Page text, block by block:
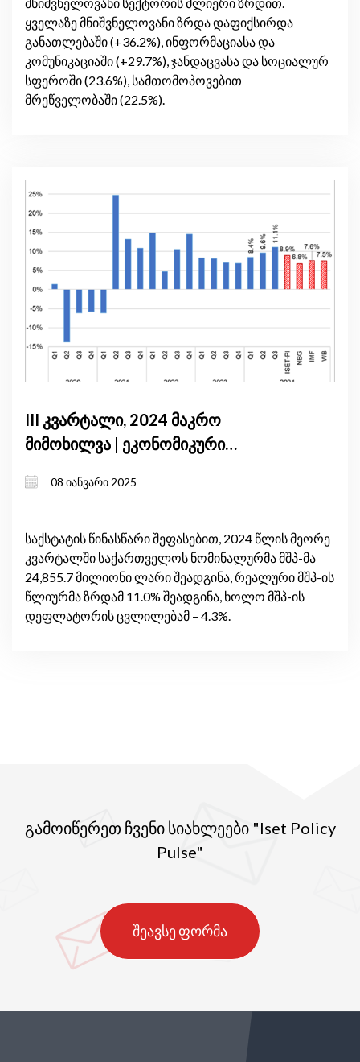
ყველაზე მნიშვნელოვანი ზრდა დაფიქსირდა
განათლებაში (+36.2%), ინფორმაციასა და
კომუნიკაციაში (+29.7%), ჯანდაცვასა და სოციალურ
სფეროში (23.6%), სამთომოპოვებით
მრეწველობაში (22.5%).
III კვარტალი, 2024 მაკრო
მიმოხილვა | ეკონომიკური
საქართველოს 2024 წლის მე-3
გამოწვევები
08 იანვარი 2025
საქსტატის წინასწარი შეფასებით, 2024 წლის მეორე
კვარტალში საქართველოს ნომინალურმა მშპ-მა
24,855.7 მილიონი ლარი შეადგინა, რეალური მშპ-ის
წლიურმა ზრდამ 11.0% შეადგინა, ხოლო მშპ-ის
დეფლატორის ცვლილებამ – 4.3%.
გამოიწერეთ ჩვენი სიახლეები "Iset Policy
Pulse"
შეავსე ფორმა